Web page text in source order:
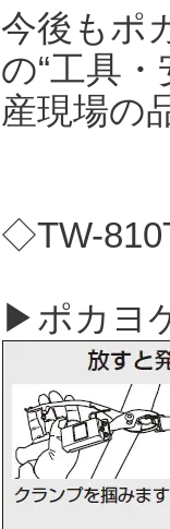
今後もポ
の“工具
産現場の
◇TW-
▶ポカヨ